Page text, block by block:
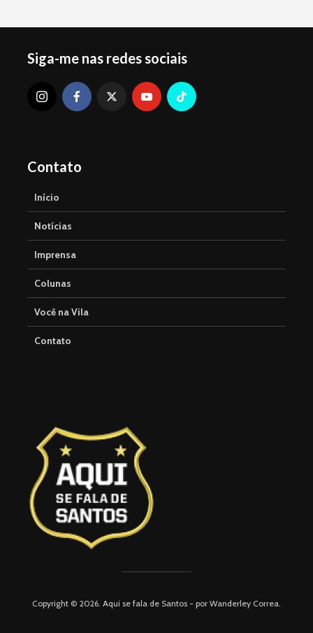
Siga-me nas redes sociais
Contato
Início
Notícias
Imprensa
Colunas
Você na Vila
Contato
Copyright © 2026. Aqui se fala de Santos - por Wanderley Correa.